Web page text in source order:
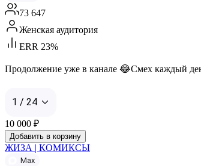
73 647
Женская аудитория
ERR 23%
Продолжение уже в канале 😂Смех каждый
1 / 24
10 000 ₽
Добавить в корзину
ЖИЗА | КОМИКСЫ
Max